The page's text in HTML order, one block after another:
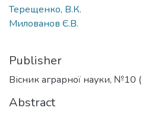
Терещенко, В.К.
Милованов Є.В.
Publisher
Вісник аграрної науки, №10
Abstract